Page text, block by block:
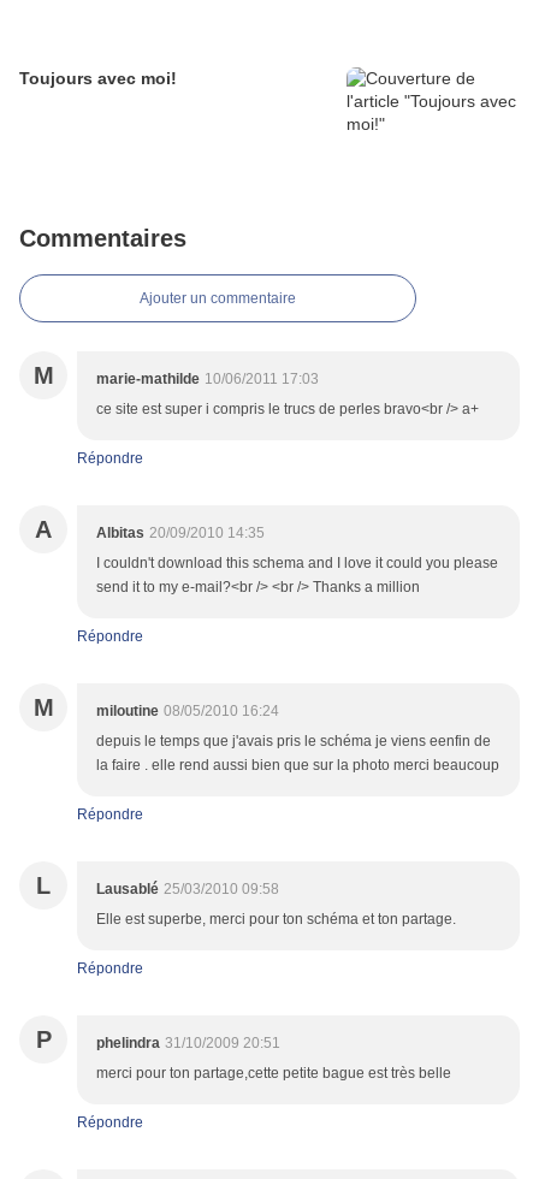
Toujours avec moi!
Commentaires
Ajouter un commentaire
M marie-mathilde 10/06/2011 17:03
ce site est super i compris le trucs de perles bravo<br /> a+
Répondre
A Albitas 20/09/2010 14:35
I couldn't download this schema and I love it could you please
send it to my e-mail?<br /> <br /> Thanks a million
Répondre
M miloutine 08/05/2010 16:24
depuis le temps que j'avais pris le schéma je viens eenfin de
la faire . elle rend aussi bien que sur la photo merci beaucoup
Répondre
L Lausablé 25/03/2010 09:58
Elle est superbe, merci pour ton schéma et ton partage.
Répondre
P phelindra 31/10/2009 20:51
merci pour ton partage,cette petite bague est très belle
Répondre